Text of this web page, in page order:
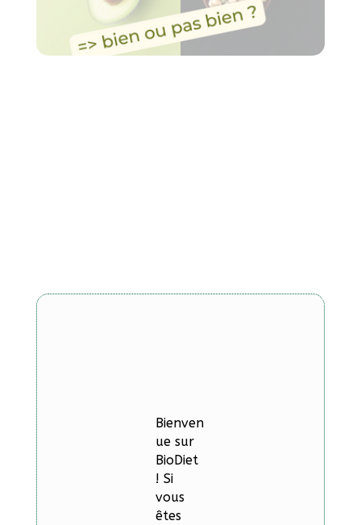
Bienven
ue sur
BioDiet
! Si
vous
êtes